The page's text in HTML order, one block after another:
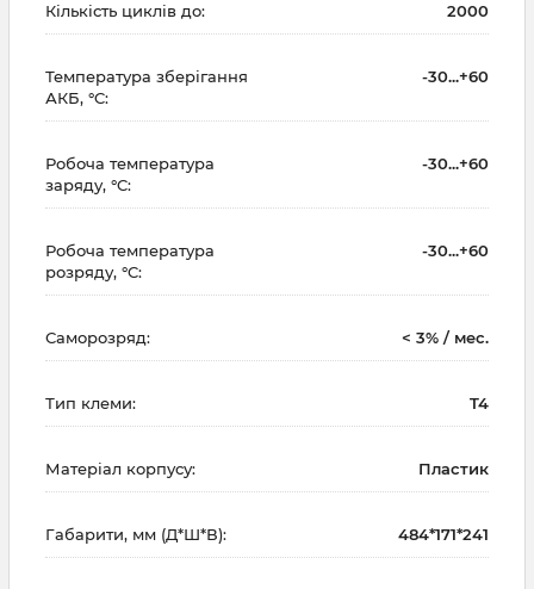
Кількість циклів до: 2000
Температура зберігання
АКБ, °C:
-30...+60
Робоча температура
заряду, °C:
-30...+60
Робоча температура
розряду, °C:
-30...+60
Саморозряд: < 3% / мес.
Тип клеми: T4
Матеріал корпусу: Пластик
Габарити, мм (Д*Ш*В): 484*171*241